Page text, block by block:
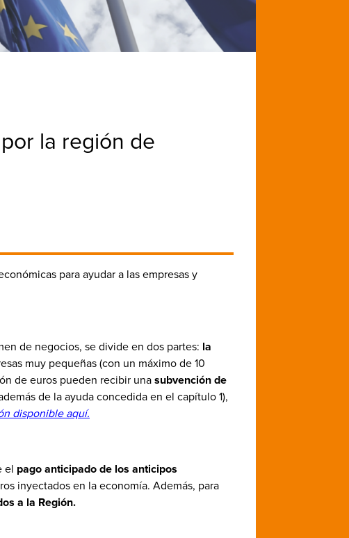
la región de
para ayudar a las empresas y
de negocios, se divide en dos partes: la
muy pequeñas (con un máximo de 10
de euros pueden recibir unasubvención de
de la ayuda concedida en el capítulo 1),
disponible aquí.
el pago anticipado de los anticipos
inyectados en la economía. Además, para
a la Región.